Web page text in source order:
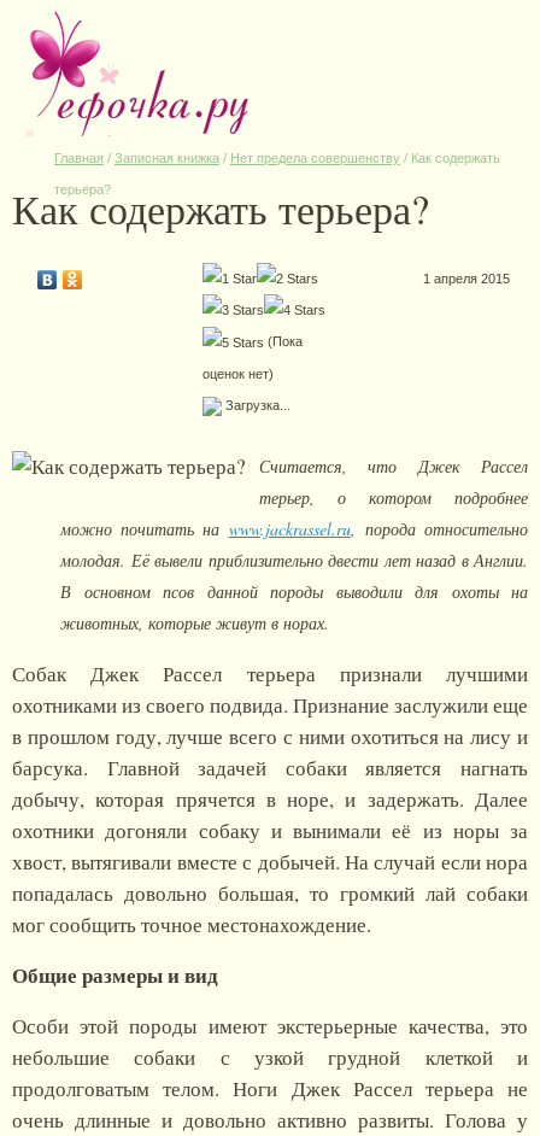
Главная / Записная книжка / Нет предела совершенству / Как содержать
терьера?
Как содержать терьера?
(Пока
оценок нет)
Загрузка...
1 апреля 2015
Считается, что Джек Рассел
терьер, о котором подробнее
можно почитать на www.jackrassel.ru, порода относительно
молодая. Её вывели приблизительно двести лет назад в Англии.
В основном псов данной породы выводили для охоты на
животных, которые живут в норах.
Собак Джек Рассел терьера признали лучшими
охотниками из своего подвида. Признание заслужили еще
в прошлом году, лучше всего с ними охотиться на лису и
барсука. Главной задачей собаки является нагнать
добычу, которая прячется в норе, и задержать. Далее
охотники догоняли собаку и вынимали её из норы за
хвост, вытягивали вместе с добычей. На случай если нора
попадалась довольно большая, то громкий лай собаки
мог сообщить точное местонахождение.
Общие размеры и вид
Особи этой породы имеют экстерьерные качества, это
небольшие собаки с узкой грудной клеткой и
продолговатым телом. Ноги Джек Рассел терьера не
очень длинные и довольно активно развиты. Голова у